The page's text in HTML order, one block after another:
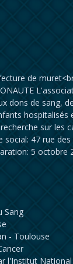
de
dons de sang,
hospitalisés
sur les
social: 47 rue
5 octobre
Sang
- Toulouse
l'Institut National